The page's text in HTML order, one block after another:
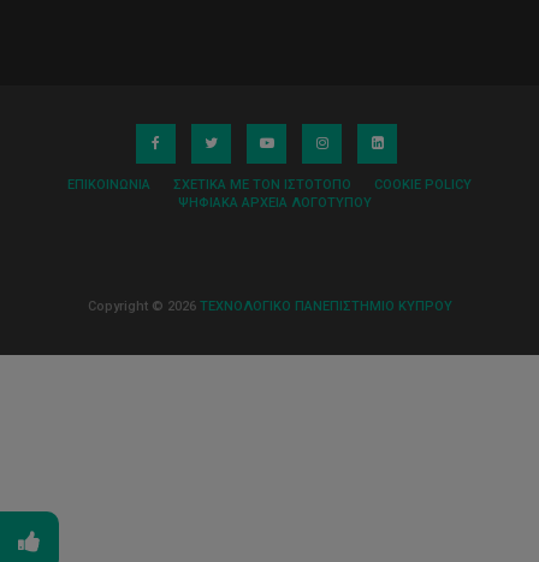
ΕΠΙΚΟΙΝΩΝΊΑ ΣΧΕΤΙΚΆ ΜΕ ΤΟΝ ΙΣΤΌΤΟΠΟ
COOKIE POLICY
ΨΗΦΙΑΚΆ ΑΡΧΕΊΑ ΛΟΓΌΤΥΠΟΥ
Copyright © 2026 ΤΕΧΝΟΛΟΓΙΚΟ ΠΑΝΕΠΙΣΤΗΜΙΟ ΚΥΠΡΟΥ